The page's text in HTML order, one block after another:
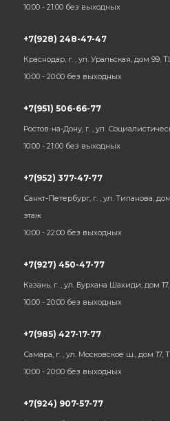
10:00 - 21:00 без выходных
+7(928) 248-47-47
Краснодар, г. , ул. Уральская, дом 99,
10:00 - 20:00 без выходных
+7(951) 506-66-77
Ростов-на-Дону, г. , ул.
10:00 - 21:00 без выходных
+7(952) 377-47-77
Санкт-Петербург, г. , ул. Типанова,
этаж
10:00 - 22:00 без выходных
+7(927) 450-47-77
Казань, г. , ул. Бурхана Шахиди, дом
10:00 - 20:00 без выходных
+7(985) 427-17-77
Самара, г. , ул. Московское ш., дом 17,
10:00 - 20:00 без выходных
+7(924) 907-57-77